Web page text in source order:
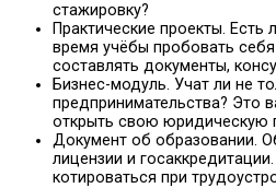
стажировку?
Практические проекты.
время учёбы пробовать
составлять документы,
Бизнес-модуль. Учат ли не
предпринимательства? Это
открыть свою юридическую
Документ об образовании.
лицензии и
котироваться при